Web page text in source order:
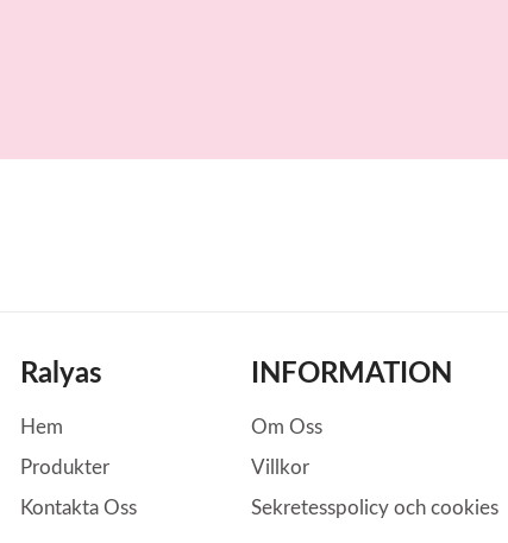
Ralyas
Hem
Produkter
Kontakta Oss
INFORMATION
Om Oss
Villkor
Sekretesspolicy och cookies